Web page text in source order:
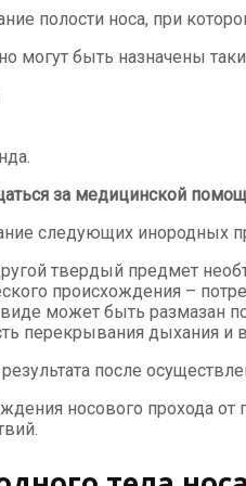
полости носа, при
могут быть назначены
за медицинской
следующих инородных
твердый предмет
происхождения –
может быть размазан
перекрывания дыхания и
после
носового прохода